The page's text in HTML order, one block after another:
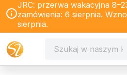
JRC: przerwa wakacyjna
zamówienia: 6 sierpnia.
sierpnia.